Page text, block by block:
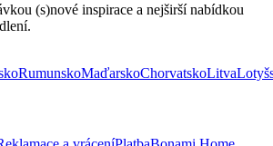
(s)nové inspirace a nejširší nabídkou
RumunskoMaďarskoChorvatskoLitva